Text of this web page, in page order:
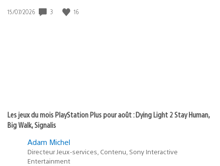
Date
15/07/2026 3 16
Les jeux du mois PlayStation Plus pour août : Dying Light 2 Stay Human,
Big Walk, Signalis
Adam Michel
Directeur Jeux-services, Contenu, Sony Interactive
Entertainment